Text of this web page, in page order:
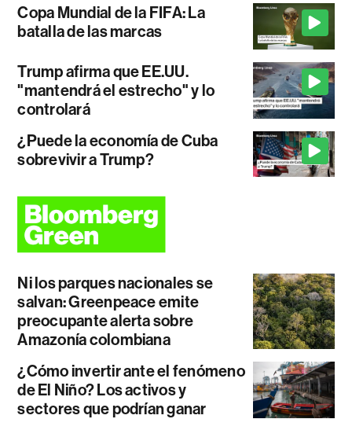
Copa Mundial de la FIFA: La
batalla de las marcas
Trump afirma que EE.UU.
"mantendrá el estrecho" y lo
controlará
¿Puede la economía de Cuba
sobrevivir a Trump?
Ni los parques nacionales se
salvan: Greenpeace emite
preocupante alerta sobre
Amazonía colombiana
¿Cómo invertir ante el fenómeno
de El Niño? Los activos y
sectores que podrían ganar